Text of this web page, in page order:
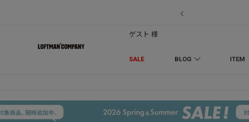
SALE BLOG ITEM
ゲスト 様